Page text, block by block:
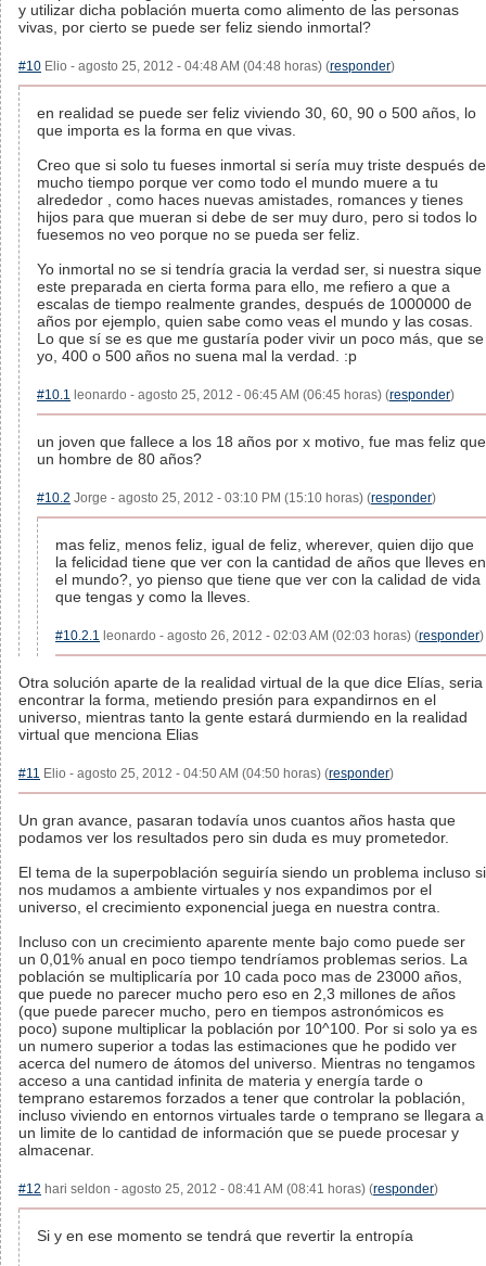
y utilizar dicha población muerta como alimento de las personas
vivas, por cierto se puede ser feliz siendo inmortal?
#10 Elio - agosto 25, 2012 - 04:48 AM (04:48 horas) (responder)
en realidad se puede ser feliz viviendo 30, 60, 90 o 500 años, lo
que importa es la forma en que vivas.
Creo que si solo tu fueses inmortal si sería muy triste después de
mucho tiempo porque ver como todo el mundo muere a tu
alrededor , como haces nuevas amistades, romances y tienes
hijos para que mueran si debe de ser muy duro, pero si todos lo
fuesemos no veo porque no se pueda ser feliz.
Yo inmortal no se si tendría gracia la verdad ser, si nuestra sique
este preparada en cierta forma para ello, me refiero a que a
escalas de tiempo realmente grandes, después de 1000000 de
años por ejemplo, quien sabe como veas el mundo y las cosas.
Lo que sí se es que me gustaría poder vivir un poco más, que se
yo, 400 o 500 años no suena mal la verdad. :p
#10.1 leonardo - agosto 25, 2012 - 06:45 AM (06:45 horas) (responder)
un joven que fallece a los 18 años por x motivo, fue mas feliz que
un hombre de 80 años?
#10.2 Jorge - agosto 25, 2012 - 03:10 PM (15:10 horas) (responder)
mas feliz, menos feliz, igual de feliz, wherever, quien dijo que
la felicidad tiene que ver con la cantidad de años que lleves en
el mundo?, yo pienso que tiene que ver con la calidad de vida
que tengas y como la lleves.
#10.2.1 leonardo - agosto 26, 2012 - 02:03 AM (02:03 horas) (responder)
Otra solución aparte de la realidad virtual de la que dice Elías, seria
encontrar la forma, metiendo presión para expandirnos en el
universo, mientras tanto la gente estará durmiendo en la realidad
virtual que menciona Elias
#11 Elio - agosto 25, 2012 - 04:50 AM (04:50 horas) (responder)
Un gran avance, pasaran todavía unos cuantos años hasta que
podamos ver los resultados pero sin duda es muy prometedor.
El tema de la superpoblación seguiría siendo un problema incluso si
nos mudamos a ambiente virtuales y nos expandimos por el
universo, el crecimiento exponencial juega en nuestra contra.
Incluso con un crecimiento aparente mente bajo como puede ser
un 0,01% anual en poco tiempo tendríamos problemas serios. La
población se multiplicaría por 10 cada poco mas de 23000 años,
que puede no parecer mucho pero eso en 2,3 millones de años
(que puede parecer mucho, pero en tiempos astronómicos es
poco) supone multiplicar la población por 10^100. Por si solo ya es
un numero superior a todas las estimaciones que he podido ver
acerca del numero de átomos del universo. Mientras no tengamos
acceso a una cantidad infinita de materia y energía tarde o
temprano estaremos forzados a tener que controlar la población,
incluso viviendo en entornos virtuales tarde o temprano se llegara a
un limite de lo cantidad de información que se puede procesar y
almacenar.
#12 hari seldon - agosto 25, 2012 - 08:41 AM (08:41 horas) (responder)
Si y en ese momento se tendrá que revertir la entropía